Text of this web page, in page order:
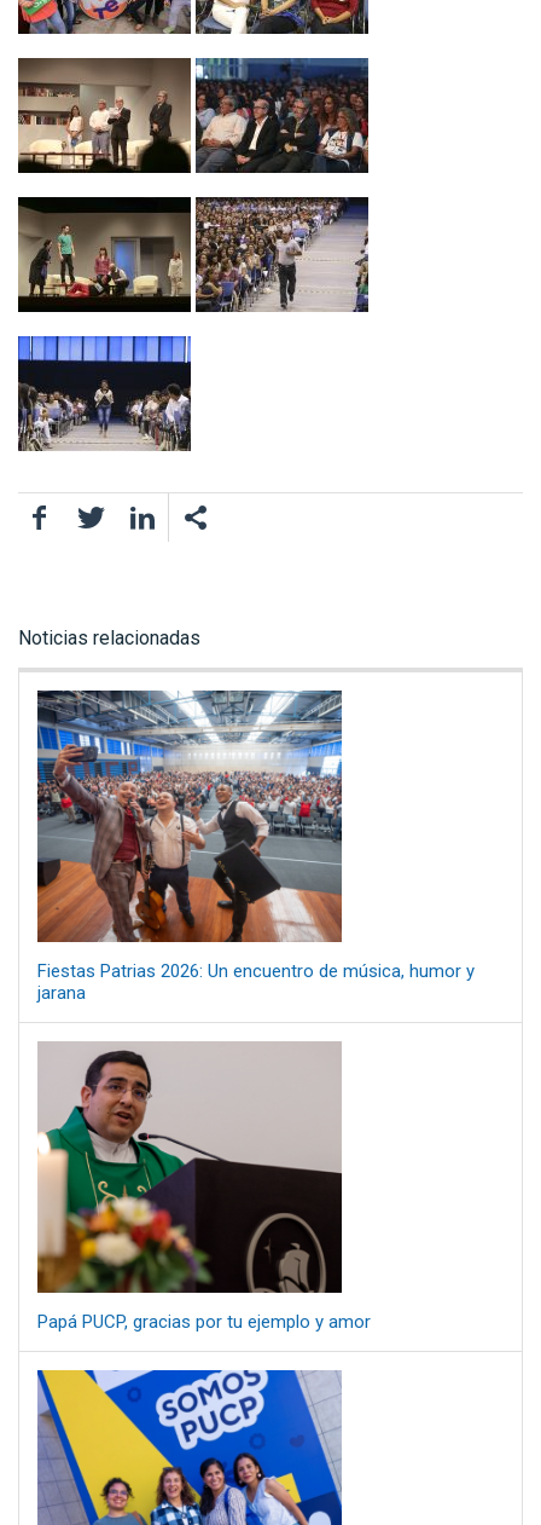
FacebookTwitterLinkedIn
Noticias relacionadas
Fiestas Patrias 2026: Un encuentro de música, humor y
jarana
Papá PUCP, gracias por tu ejemplo y amor